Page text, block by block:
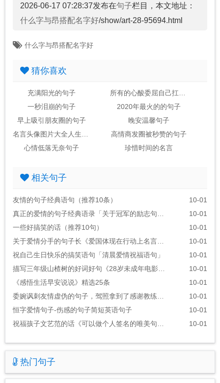
2026-06-17 07:28:37发布在句子栏目，本文地址：
什么字与昂搭配名字好/show/art-28-95694.html
什么字与昂搭配名字好
猜你喜欢
充满阳光的句子
所有的心酸委屈自己扛的句子
一秒泪崩的句子
2020年最火的的句子
早上吸引朋友圈的句子
晚安温馨句子
名言头像图片大全人生感悟
高情商发圈被秒赞的句子
心情低落无奈句子
珍惜时间的名言
相关句子
友情的句子经典语句（推荐10条）
10-01
真正的爱情的句子经典语录「关于冠军的励志句子」
10-01
一些好搞笑的话（推荐10句）
10-01
关于爱情分手的句子长《爱国体现在行动上名言警句》
10-01
祝自己生日快乐的搞笑语句「清晨爱情祝福语句」
10-01
描写三年级山楂树的好词好句《28岁未成年电影的经典台词》
10-01
《感悟生活早安说说》精选25条
10-01
委婉讽刺友情虚伪的句子，驾照拿到了感谢教练的话语
10-01
恒字爱情句子-伤感的句子简短英语句子
10-01
祝福孩子文艺范的话《可以做个人签名的唯美句子》
10-01
热门句子